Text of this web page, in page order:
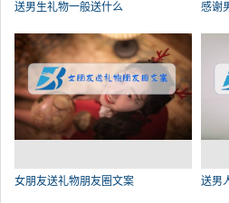
送男生礼物一般送什么 感谢
女朋友送礼物朋友圈文案 送男